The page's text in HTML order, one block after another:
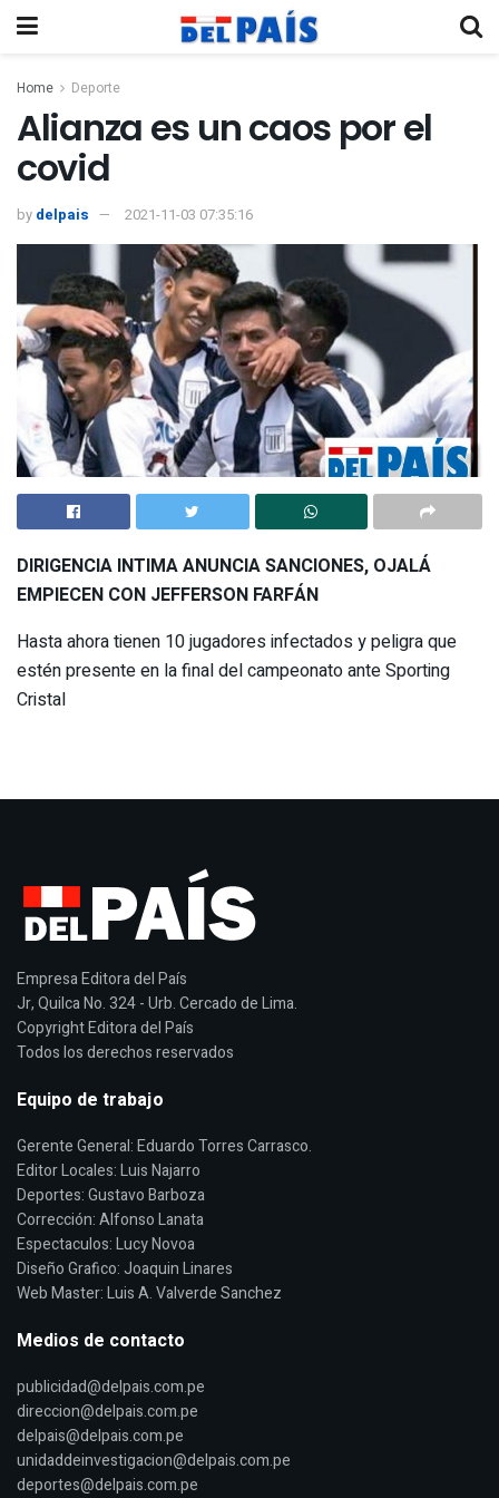
Home Deporte
Alianza es un caos por el
covid
by delpais 2021-11-03 07:35:16
DIRIGENCIA INTIMA ANUNCIA SANCIONES, OJALÁ
EMPIECEN CON JEFFERSON FARFÁN
Hasta ahora tienen 10 jugadores infectados y peligra que
estén presente en la final del campeonato ante Sporting
Cristal
Empresa Editora del País
Jr, Quilca No. 324 - Urb. Cercado de Lima.
Copyright Editora del País
Todos los derechos reservados
Equipo de trabajo
Gerente General: Eduardo Torres Carrasco.
Editor Locales: Luis Najarro
Deportes: Gustavo Barboza
Corrección: Alfonso Lanata
Espectaculos: Lucy Novoa
Diseño Grafico: Joaquin Linares
Web Master: Luis A. Valverde Sanchez
Medios de contacto
publicidad@delpais.com.pe
direccion@delpais.com.pe
delpais@delpais.com.pe
unidaddeinvestigacion@delpais.com.pe
deportes@delpais.com.pe